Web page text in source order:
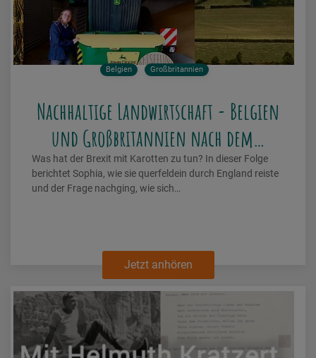
Belgien Großbritannien
Nachhaltige Landwirtschaft - Belgien
und Großbritannien nach dem…
Was hat der Brexit mit Karotten zu tun? In dieser Folge
berichtet Sophia, wie sie querfeldein durch England reiste
und der Frage nachging, wie sich…
Jetzt anhören